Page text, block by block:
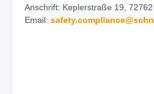
Anschrift: Keplerstraße 19,
Email: safety.